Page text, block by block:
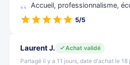
Accueil, professionnalisme,
5/5
Laurent J.
Achat validé
Partagé il y a 11 jours, date d'achat le 18